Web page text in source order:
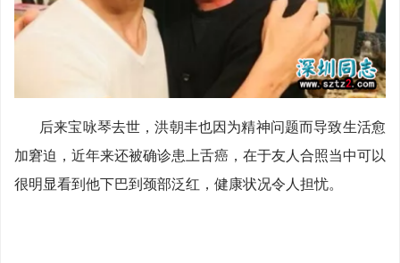
后来宝咏琴去世，洪朝丰也因为精神问题而导致生活愈
加窘迫，近年来还被确诊患上舌癌，在于友人合照当中可以
很明显看到他下巴到颈部泛红，健康状况令人担忧。